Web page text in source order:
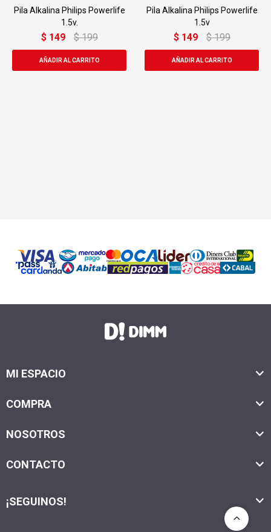
Pila Alkalina Philips Powerlife
1.5v.
$ 149 $ 199
Pila Alkalina Philips Powerlife
1.5v
$ 149 $ 199
MI ESPACIO
COMPRA
NOSOTROS
CONTACTO
¡SEGUINOS!